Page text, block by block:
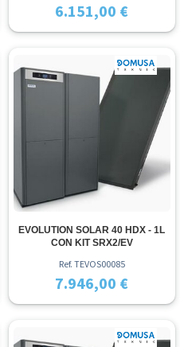
6.151,00 €
EVOLUTION SOLAR 40 HDX - 1L
CON KIT SRX2/EV
Ref. TEVOS00085
7.946,00 €